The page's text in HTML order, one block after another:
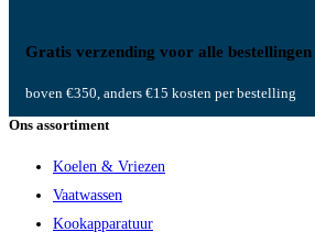
Gratis verzending voor alle bestellingen
boven €350, anders €15 kosten per bestelling
Ons assortiment
Koelen & Vriezen
Vaatwassen
Kookapparatuur